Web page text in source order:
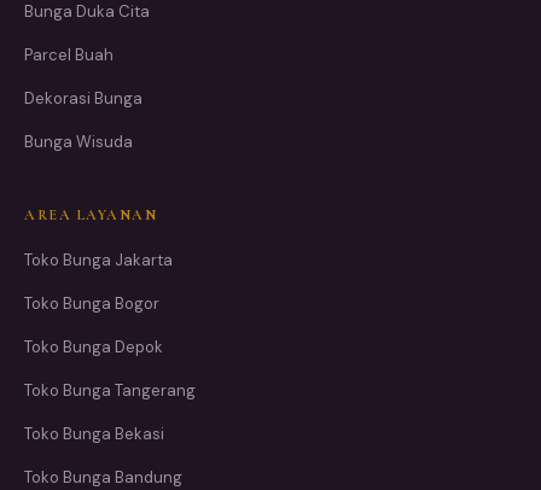
Bunga Duka Cita
Parcel Buah
Dekorasi Bunga
Bunga Wisuda
AREA LAYANAN
Toko Bunga Jakarta
Toko Bunga Bogor
Toko Bunga Depok
Toko Bunga Tangerang
Toko Bunga Bekasi
Toko Bunga Bandung